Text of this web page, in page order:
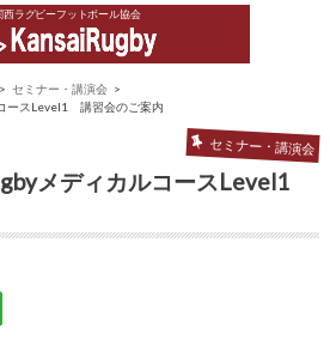
西ラグビーフットボール協会
セミナー・講演会
ースLevel1 講習会のご案内
セミナー・講演会
メディカルコースLevel1